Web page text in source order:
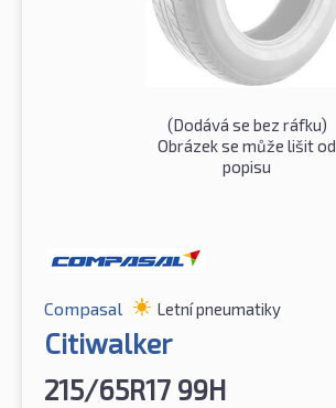
(Dodává se bez ráfku)
Obrázek se může lišit od
popisu
Compasal Letní pneumatiky
Citiwalker
215/65R17 99H